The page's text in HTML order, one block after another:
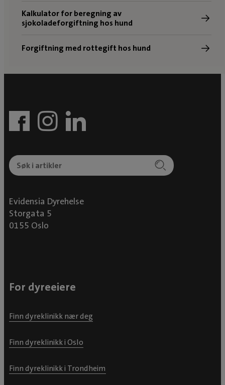
Kalkulator for beregning av
sjokoladeforgiftning hos hund
Forgiftning med rottegift hos hund
Evidensia Dyrehelse
Storgata 5
0155 Oslo
For dyreeiere
Finn dyreklinikk nær deg
Finn dyreklinikk i Oslo
Finn dyreklinikk i Trondheim